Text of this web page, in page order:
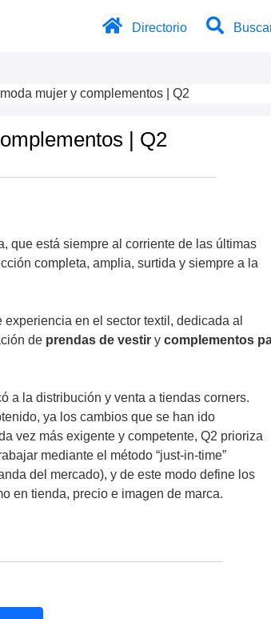
Directorio
mujer y complementos | Q2
| Q2
que está siempre al corriente de las últimas
completa, amplia, surtida y siempre a la
en el sector textil, dedicada al
de prendas de vestir ycomplementos
a la distribución y venta a tiendas corners.
ya los cambios que se han ido
vez más exigente y competente, Q2 prioriza
mediante el método “just-in-time”
del mercado), y de este modo define los
en tienda, precio e imagen de marca.